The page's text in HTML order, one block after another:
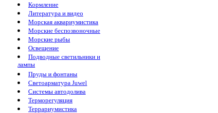
Кормление
Литература и видео
Морская аквариумистика
Морские беспозвоночные
Морские рыбы
Освещение
Подводные светильники и
лампы
Пруды и фонтаны
Светоарматура Juwel
Системы автодолива
Терморегуляция
Террариумистика